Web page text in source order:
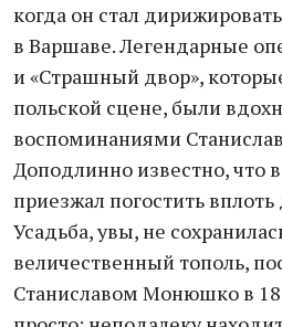
когда он стал
в Варшаве. Легендарные
и «Страшный двор»,
польской сцене, были
воспоминаниями
Доподлинно известно, что
приезжал погостить
Усадьба, увы, не
величественный тополь,
Станиславом Монюшко в